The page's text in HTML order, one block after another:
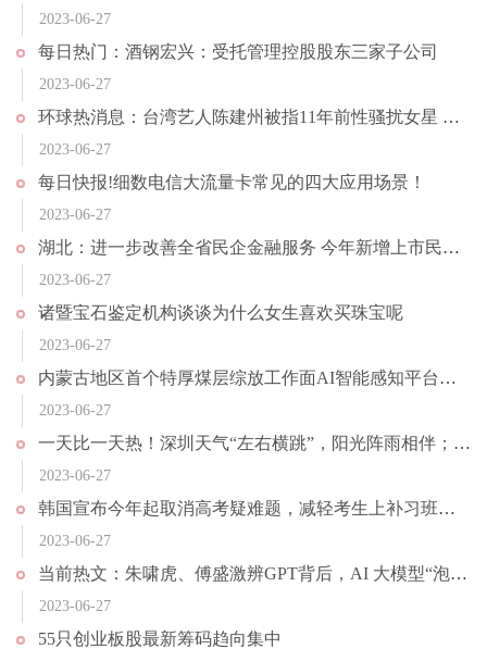
2023-06-27
每日热门：酒钢宏兴：受托管理控股股东三家子公司
2023-06-27
环球热消息：台湾艺人陈建州被指11年前性骚扰女星 发声明否认全部指控
2023-06-27
每日快报!细数电信大流量卡常见的四大应用场景！
2023-06-27
湖北：进一步改善全省民企金融服务 今年新增上市民企10家以上
2023-06-27
诸暨宝石鉴定机构谈谈为什么女生喜欢买珠宝呢
2023-06-27
内蒙古地区首个特厚煤层综放工作面AI智能感知平台上线运行 助力煤矿安全生产|天天快资讯
2023-06-27
一天比一天热！深圳天气“左右横跳”，阳光阵雨相伴；华北40℃高温再上线，局地气温或破极值 环球热消息
2023-06-27
韩国宣布今年起取消高考疑难题，减轻考生上补习班的负担，因政策发布距高考时间太近引发争议|消息
2023-06-27
当前热文：朱啸虎、傅盛激辨GPT背后，AI 大模型“泡沫”要破了？
2023-06-27
55只创业板股最新筹码趋向集中